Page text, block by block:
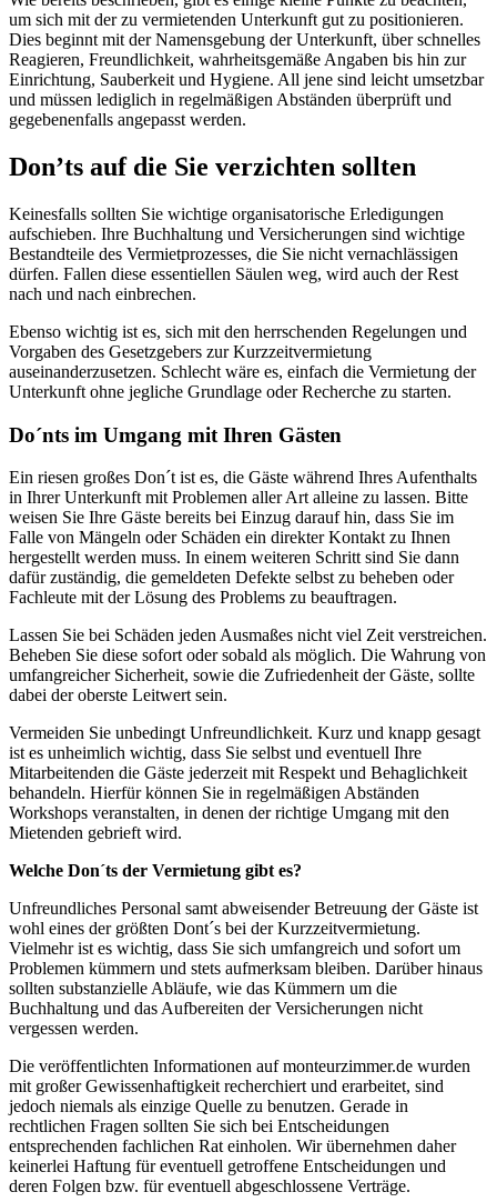
um sich mit der zu vermietenden Unterkunft gut zu positionieren.
Dies beginnt mit der Namensgebung der Unterkunft, über schnelles
Reagieren, Freundlichkeit, wahrheitsgemäße Angaben bis hin zur
Einrichtung, Sauberkeit und Hygiene. All jene sind leicht umsetzbar
und müssen lediglich in regelmäßigen Abständen überprüft und
gegebenenfalls angepasst werden.
Don’ts auf die Sie verzichten sollten
Keinesfalls sollten Sie wichtige organisatorische Erledigungen
aufschieben. Ihre Buchhaltung und Versicherungen sind wichtige
Bestandteile des Vermietprozesses, die Sie nicht vernachlässigen
dürfen. Fallen diese essentiellen Säulen weg, wird auch der Rest
nach und nach einbrechen.
Ebenso wichtig ist es, sich mit den herrschenden Regelungen und
Vorgaben des Gesetzgebers zur Kurzzeitvermietung
auseinanderzusetzen. Schlecht wäre es, einfach die Vermietung der
Unterkunft ohne jegliche Grundlage oder Recherche zu starten.
Do´nts im Umgang mit Ihren Gästen
Ein riesen großes Don´t ist es, die Gäste während Ihres Aufenthalts
in Ihrer Unterkunft mit Problemen aller Art alleine zu lassen. Bitte
weisen Sie Ihre Gäste bereits bei Einzug darauf hin, dass Sie im
Falle von Mängeln oder Schäden ein direkter Kontakt zu Ihnen
hergestellt werden muss. In einem weiteren Schritt sind Sie dann
dafür zuständig, die gemeldeten Defekte selbst zu beheben oder
Fachleute mit der Lösung des Problems zu beauftragen.
Lassen Sie bei Schäden jeden Ausmaßes nicht viel Zeit verstreichen.
Beheben Sie diese sofort oder sobald als möglich. Die Wahrung von
umfangreicher Sicherheit, sowie die Zufriedenheit der Gäste, sollte
dabei der oberste Leitwert sein.
Vermeiden Sie unbedingt Unfreundlichkeit. Kurz und knapp gesagt
ist es unheimlich wichtig, dass Sie selbst und eventuell Ihre
Mitarbeitenden die Gäste jederzeit mit Respekt und Behaglichkeit
behandeln. Hierfür können Sie in regelmäßigen Abständen
Workshops veranstalten, in denen der richtige Umgang mit den
Mietenden gebrieft wird.
Welche Don´ts der Vermietung gibt es?
Unfreundliches Personal samt abweisender Betreuung der Gäste ist
wohl eines der größten Dont´s bei der Kurzzeitvermietung.
Vielmehr ist es wichtig, dass Sie sich umfangreich und sofort um
Problemen kümmern und stets aufmerksam bleiben. Darüber hinaus
sollten substanzielle Abläufe, wie das Kümmern um die
Buchhaltung und das Aufbereiten der Versicherungen nicht
vergessen werden.
Die veröffentlichten Informationen auf monteurzimmer.de wurden
mit großer Gewissenhaftigkeit recherchiert und erarbeitet, sind
jedoch niemals als einzige Quelle zu benutzen. Gerade in
rechtlichen Fragen sollten Sie sich bei Entscheidungen
entsprechenden fachlichen Rat einholen. Wir übernehmen daher
keinerlei Haftung für eventuell getroffene Entscheidungen und
deren Folgen bzw. für eventuell abgeschlossene Verträge.